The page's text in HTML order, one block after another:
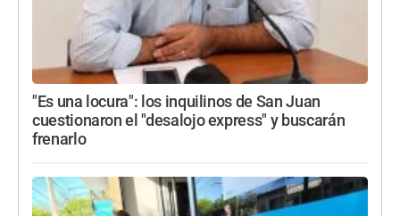
"Es una locura": los inquilinos de San Juan
cuestionaron el "desalojo express" y buscarán
frenarlo